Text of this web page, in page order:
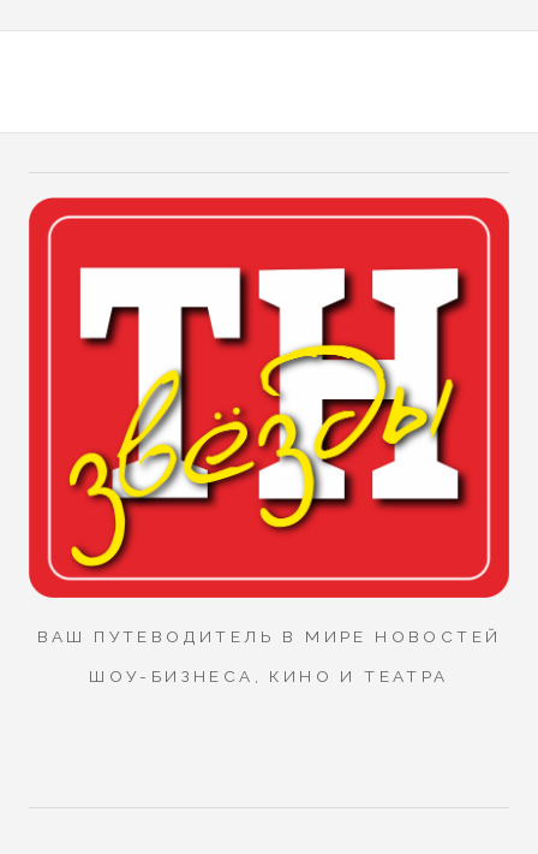
ВАШ ПУТЕВОДИТЕЛЬ В МИРЕ НОВОСТЕЙ
ШОУ-БИЗНЕСА, КИНО И ТЕАТРА